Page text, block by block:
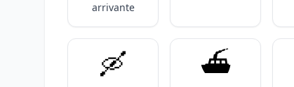
arrivante
🛶 ⛴️